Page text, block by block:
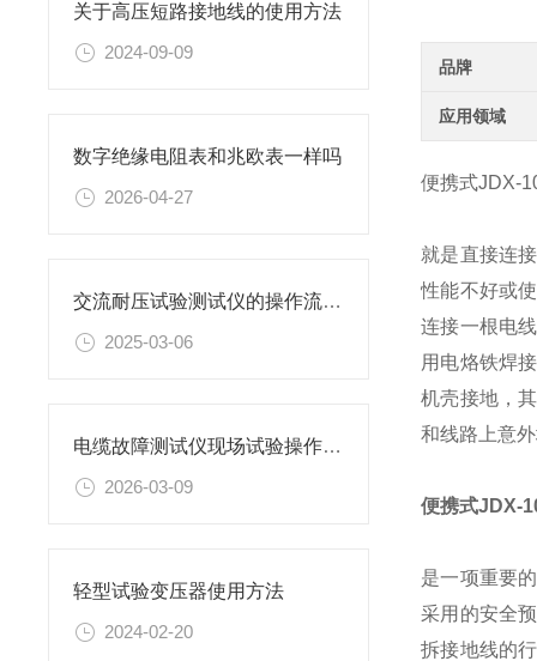
关于高压短路接地线的使用方法
2024-09-09
数字绝缘电阻表和兆欧表一样吗
2026-04-27
交流耐压试验测试仪的操作流程是什么
2025-03-06
电缆故障测试仪现场试验操作方法
2026-03-09
轻型试验变压器使用方法
2024-02-20
品牌
应用领域
便携式JDX-
就是直接连
性能不好或
连接一根电
用电烙铁焊
机壳接地，
和线路上意
便携式JDX-
是一项重要
采用的安全
拆接地线的